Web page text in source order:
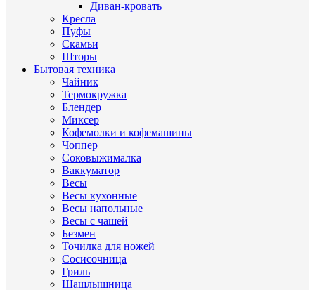
Диван-кровать
Кресла
Пуфы
Скамьи
Шторы
Бытовая техника
Чайник
Термокружка
Блендер
Миксер
Кофемолки и кофемашины
Чоппер
Соковыжималка
Ваккуматор
Весы
Весы кухонные
Весы напольные
Весы с чашей
Безмен
Точилка для ножей
Сосисочница
Гриль
Шашлышница